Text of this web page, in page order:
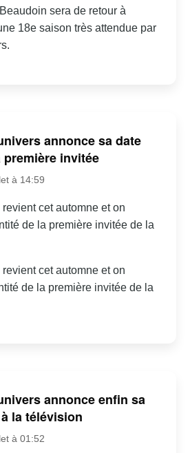
sera de retour à
18e saison très attendue par
annonce sa date
invitée
à 14:59
cet automne et on
de la première invitée de la
cet automne et on
de la première invitée de la
annonce enfin sa
la télévision
à 01:52